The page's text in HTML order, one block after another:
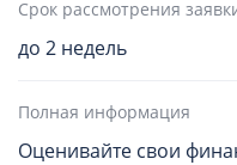
Срок рассмотрения
до 2 недель
Полная информация
Оценивайте свои